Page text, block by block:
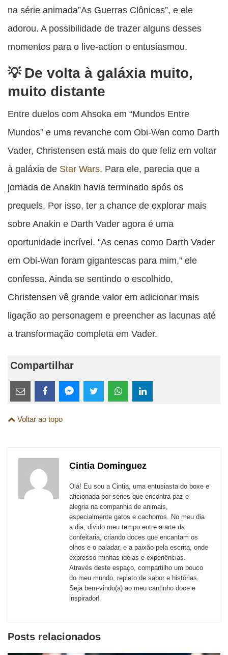
na série animada”As Guerras Clônicas”, e ele
adorou. A possibilidade de trazer alguns desses
momentos para o live-action o entusiasmou.
De volta à galáxia muito,
muito distante
Entre duelos com Ahsoka em “Mundos Entre
Mundos” e uma revanche com Obi-Wan como Darth
Vader, Christensen está mais do que feliz em voltar
à galáxia de Star Wars. Para ele, parecia que a
jornada de Anakin havia terminado após os
prequels. Por isso, ter a chance de explorar mais
sobre Anakin e Darth Vader agora é uma
oportunidade incrível. “As cenas como Darth Vader
em Obi-Wan foram gigantescas para mim,” ele
confessa. Ainda se sentindo o escolhido,
Christensen vê grande valor em adicionar mais
ligação ao personagem e preencher as lacunas até
a transformação completa em Vader.
Compartilhar
Estes
links
são
externos
esta
Email
esta
FacebookMessenger
TwitterWhatsAppLinkedIn
Voltar ao topo
Cintia Dominguez
Olá! Eu sou a Cintia, uma entusiasta do boxe e
aficionada por séries que encontra paz e
alegria na companhia de animais,
especialmente gatos e cachorros. No meu dia
a dia, divido meu tempo entre a arte da
confeitaria, criando doces que encantam os
olhos e o paladar, e a paixão pela escrita, onde
expresso minhas ideias e experiências.
Através deste espaço, compartilho um pouco
do meu mundo, repleto de sabor e histórias.
Seja bem-vindo(a) ao meu cantinho doce e
inspirador!
Posts relacionados